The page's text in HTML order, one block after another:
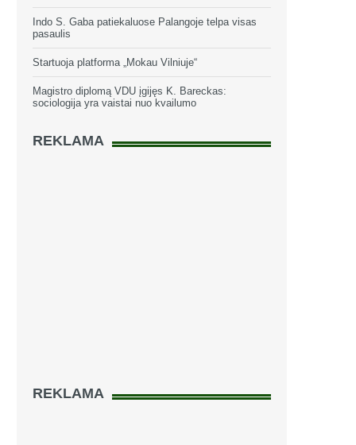
Indo S. Gaba patiekaluose Palangoje telpa visas
pasaulis
Startuoja platforma „Mokau Vilniuje“
Magistro diplomą VDU įgijęs K. Bareckas:
sociologija yra vaistai nuo kvailumo
REKLAMA
REKLAMA